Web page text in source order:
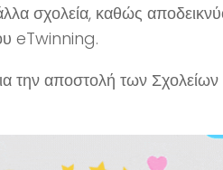
σχολεία, καθώς
eTwinning.
την αποστολή των